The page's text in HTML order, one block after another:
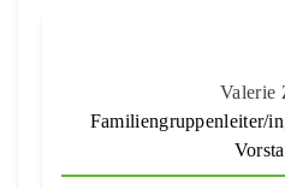
Valerie
Familiengruppenleiter/in